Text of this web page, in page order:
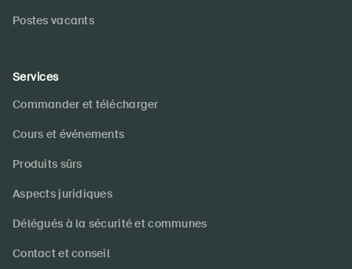
Postes vacants
Services
Commander et télécharger
Cours et événements
Produits sûrs
Aspects juridiques
Délégués à la sécurité et communes
Contact et conseil